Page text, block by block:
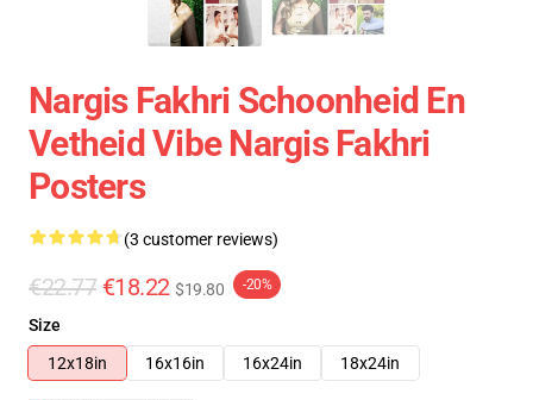
Nargis Fakhri Schoonheid En
Vetheid Vibe Nargis Fakhri
Posters
(3 customer reviews)
€22.77 €18.22 $19.80 -20%
Size
12x18in
16x16in 16x24in 18x24in